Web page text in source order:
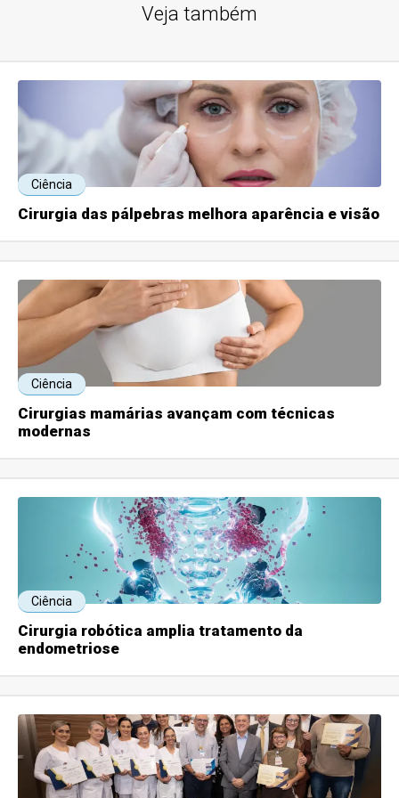
Veja também
Ciência
Cirurgia das pálpebras melhora aparência e visão
Ciência
Cirurgias mamárias avançam com técnicas
modernas
Ciência
Cirurgia robótica amplia tratamento da
endometriose